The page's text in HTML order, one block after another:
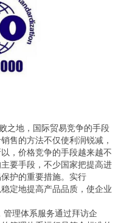
之地，国际贸易竞争的手段
售的方法不仅使利润锐减，
，价格竞争的手段越来越不
要手段，不少国家把提高进
护的重要措施。实行
定地提高产品品质，使企业
理体系服务通过拜访企